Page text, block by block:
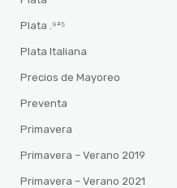
Plata .⁹²⁵
Plata Italiana
Precios de Mayoreo
Preventa
Primavera
Primavera – Verano 2019
Primavera – Verano 2021